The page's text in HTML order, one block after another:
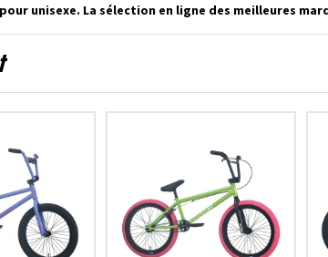
unisexe. La sélection en ligne des meilleures